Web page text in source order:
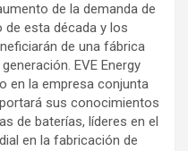
de la demanda de
de esta década y los
de una fábrica
EVE Energy
en la empresa conjunta
sus conocimientos
de baterías, líderes en el
en la fabricación de